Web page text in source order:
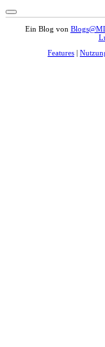
Ein Blog von
Features |